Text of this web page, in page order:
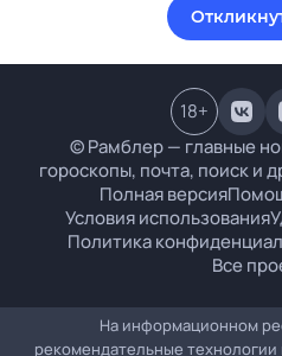
© Рамблер — главные
гороскопы, почта, поиск и
Полная версия
Условия использования
Политика
Все
18+
На информационном
рекомендательные технологии